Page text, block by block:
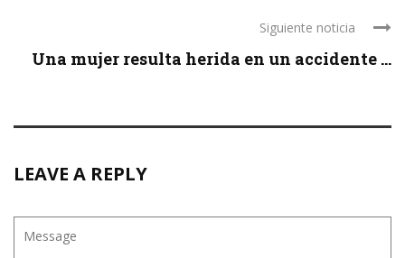
Siguiente noticia
Una mujer resulta herida en un accidente ...
LEAVE A REPLY